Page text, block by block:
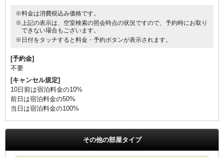
※料金は消費税込み価格です。
※上記の表示は、空室検索の照会時点の状況ですので、予約時にお取り
できない場合もございます。
※日付をタッチすると料金・予約ボタンが表示されます。
[予約金]
不要
[キャンセル規定]
10日前は宿泊料金の10%
前日は宿泊料金の50%
当日は宿泊料金の100%
その他の部屋タイプ